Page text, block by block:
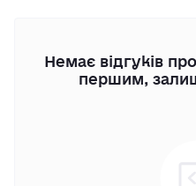
Немає відгуків
першим,